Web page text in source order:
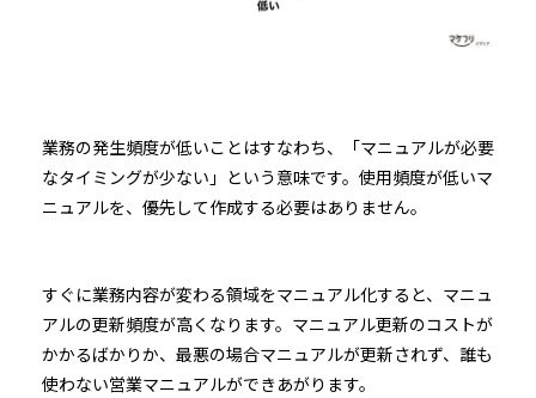
業務の発生頻度が低いことはすなわち、「マニュアルが必要
なタイミングが少ない」という意味です。使用頻度が低いマ
ニュアルを、優先して作成する必要はありません。
すぐに業務内容が変わる領域をマニュアル化すると、マニュ
アルの更新頻度が高くなります。マニュアル更新のコストが
かかるばかりか、最悪の場合マニュアルが更新されず、誰も
使わない営業マニュアルができあがります。